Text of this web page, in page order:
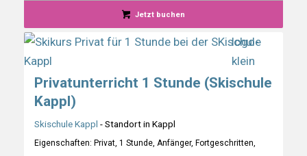
Jetzt buchen
Privatunterricht 1 Stunde (Skischule
Kappl)
Skischule Kappl - Standort in Kappl
Eigenschaften: Privat, 1 Stunde, Anfänger, Fortgeschritten,